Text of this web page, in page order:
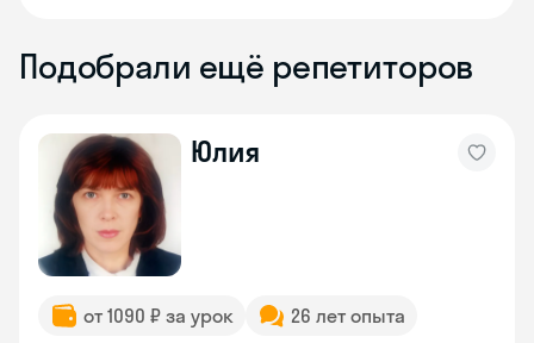
Подобрали ещё репетиторов
Юлия
от 1090 ₽ за урок 26 лет опыта